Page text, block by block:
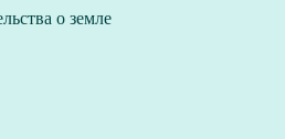
о земле